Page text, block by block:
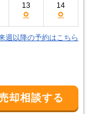
13
○
14
○
週以降の予約はこちら
却相談する